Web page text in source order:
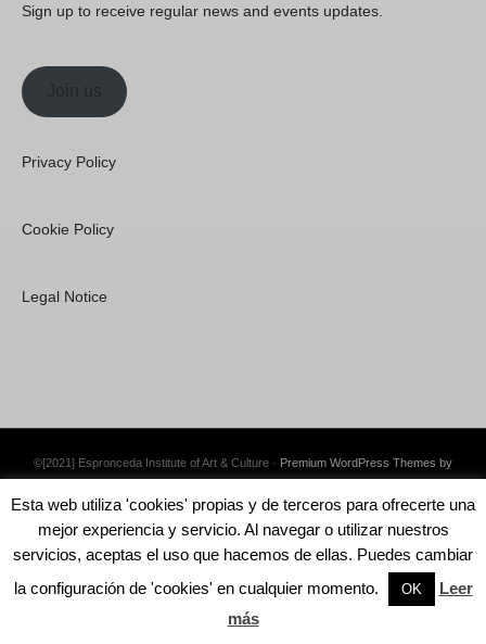
Sign up to receive regular news and events updates.
Join us
Privacy Policy
Cookie Policy
Legal Notice
©[2021] Espronceda Institute of Art & Culture · Premium WordPress Themes by
Esta web utiliza 'cookies' propias y de terceros para ofrecerte una
mejor experiencia y servicio. Al navegar o utilizar nuestros
servicios, aceptas el uso que hacemos de ellas. Puedes cambiar
la configuración de 'cookies' en cualquier momento.
OK
Leer
más
English